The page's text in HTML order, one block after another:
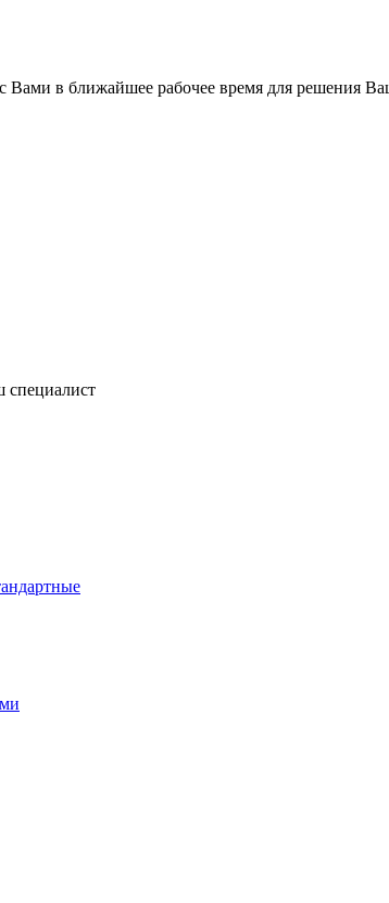
в ближайшее рабочее время для решения
специалист